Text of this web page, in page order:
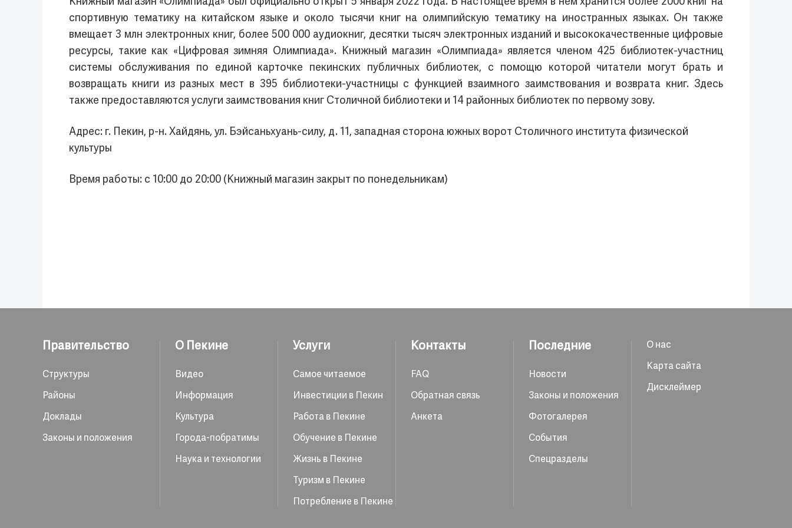
спортивную тематику на китайском языке и около тысячи книг на олимпийскую тематику на иностранных языках. Он также
вмещает 3 млн электронных книг, более 500 000 аудиокниг, десятки тысяч электронных изданий и высококачественные цифровые
ресурсы, такие как «Цифровая зимняя Олимпиада». Книжный магазин «Олимпиада» является членом 425 библиотек-участниц
системы обслуживания по единой карточке пекинских публичных библиотек, с помощю которой читатели могут брать и
возвращать книги из разных мест в 395 библиотеки-участницы с функцией взаимного заимствования и возврата книг. Здесь
также предоставляются услуги заимствования книг Столичной библиотеки и 14 районных библиотек по первому зову.
Адрес: г. Пекин, р-н. Хайдянь, ул. Бэйсаньхуань-силу, д. 11, западная сторона южных ворот Столичного института физической
культуры
Время работы: с 10:00 до 20:00 (Книжный магазин закрыт по понедельникам)
Правительство
Структуры
Районы
Доклады
Законы и положения
О Пекине
Видео
Информация
Культура
Города-побратимы
Наука и технологии
Услуги
Самое читаемое
Инвестиции в Пекин
Работа в Пекине
Обучение в Пекине
Жизнь в Пекине
Туризм в Пекине
Потребление в Пекине
Контакты
FAQ
Обратная связь
Анкета
Последние
Новости
Законы и положения
Фотогалерея
События
Спецразделы
О нас
Карта сайта
Дисклеймер